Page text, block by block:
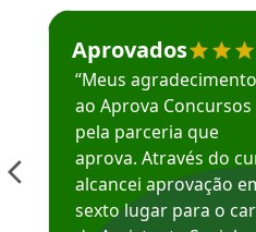
Estudante José recomenda
Aprovados
“Meus
ao Aprova Concursos
pela parceria que
aprova. Através do
alcancei aprovação
sexto lugar para o